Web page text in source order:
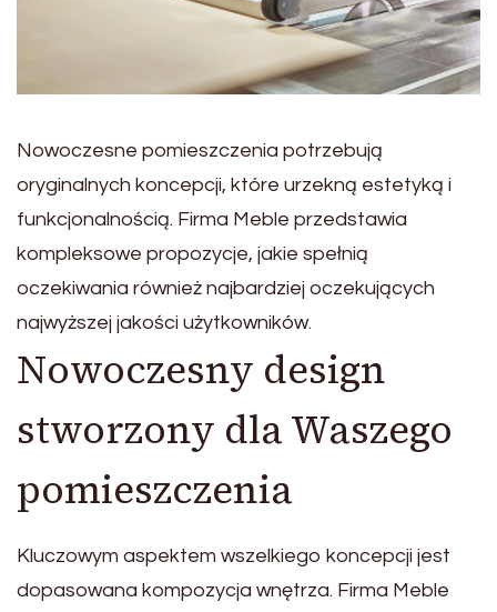
Nowoczesne pomieszczenia potrzebują
oryginalnych koncepcji, które urzekną estetyką i
funkcjonalnością. Firma Meble przedstawia
kompleksowe propozycje, jakie spełnią
oczekiwania również najbardziej oczekujących
najwyższej jakości użytkowników.
Nowoczesny design
stworzony dla Waszego
pomieszczenia
Kluczowym aspektem wszelkiego koncepcji jest
dopasowana kompozycja wnętrza. Firma Meble